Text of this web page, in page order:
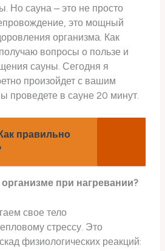
Но сауна – это не просто
это мощный
организма. Как
вопросы о пользе и
сауны. Сегодня я
произойдет с вашим
проведете в сауне 20 минут.
Как правильно
при нагревании?
свое тело
стрессу. Это
физиологических реакций: